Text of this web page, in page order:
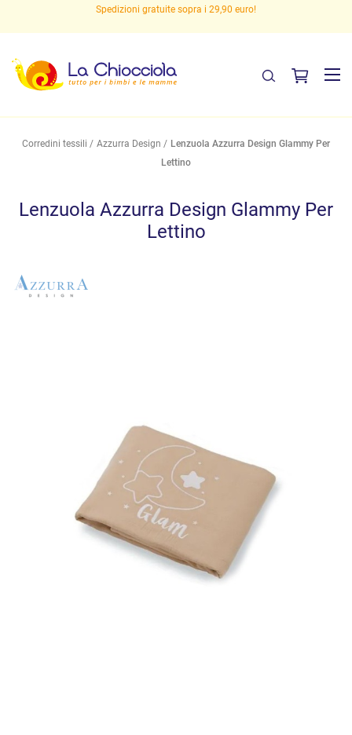
Spedizioni gratuite sopra i 29,90 euro!
Corredini tessili Azzurra Design
Lenzuola Azzurra Design Glammy Per
Lettino
Lenzuola Azzurra Design Glammy Per
Lettino